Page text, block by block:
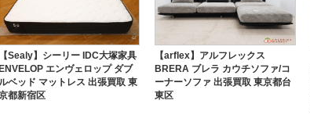
【Sealy】シーリー IDC大塚家具
エンヴェロップ ダブ
ルベッド マットレス 出張買取 東
都新宿区
【arflex】アルフレックス
BRERA ブレラ カウチソファ/コ
ーナーソファ 出張買取 東京都台
東区